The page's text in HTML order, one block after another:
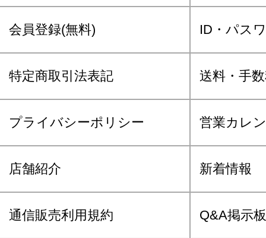
会員登録(無料) ID・パス
特定商取引法表記 送料・手
プライバシーポリシー 営業カレ
店舗紹介 新着情報
通信販売利用規約 Q&A掲示板